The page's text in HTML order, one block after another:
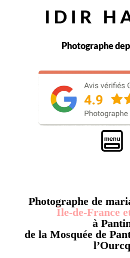
Photographe
Photographe de
Île-de-France
à
de la Mosquée de
l’Ourcq